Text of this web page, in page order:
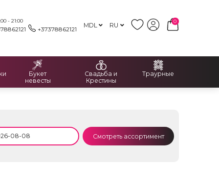
- 21:00
+37378862121 MDL RU
0
Букет
невесты
Свадьба и
Крестины
Траурные
Смотреть ассортимент